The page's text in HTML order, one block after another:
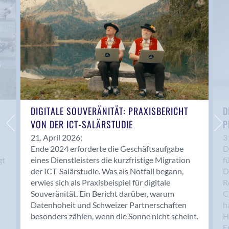
Anwil
Appenzell
Au SG
Baar
Baden
Balsthal
Balzers
Basel
Bassersdorf
Belp
Bendern
Benken (SG)
Bergdietikon
Berlin
Bern
Bern - Liebefeld
DIGITALE SOUVERÄNITÄT: PRAXISBERICHT
VON DER ICT-SALÄRSTUDIE
21. April 2026:
Ende 2024 erforderte die Geschäftsaufgabe
eines Dienstleisters die kurzfristige Migration
der ICT-Salärstudie. Was als Notfall begann,
erwies sich als Praxisbeispiel für digitale
Souveränität. Ein Bericht darüber, warum
Datenhoheit und Schweizer Partnerschaften
besonders zählen, wenn die Sonne nicht scheint.